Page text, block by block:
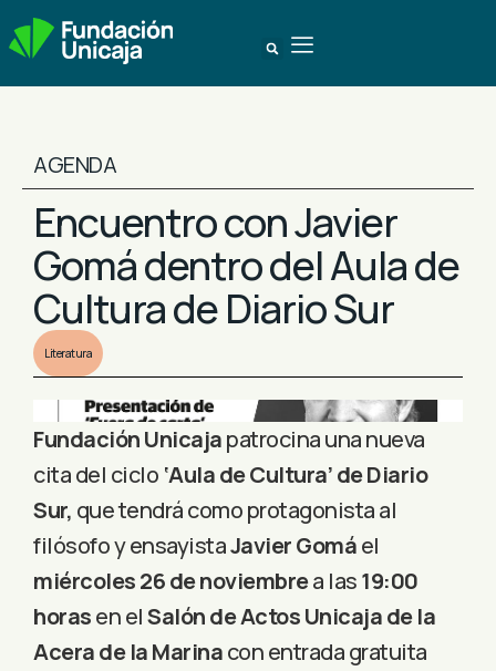
AGENDA
Encuentro con Javier
Gomá dentro del Aula de
Cultura de Diario Sur
Literatura
Fundación Unicajapatrocina una nueva
cita del ciclo ‘Aula de Cultura’ de Diario
Sur, que tendrá como protagonista al
filósofo y ensayistaJavier Gomáel
miércoles 26 de noviembrea las19:00
horasen elSalón de Actos Unicaja de la
Acera de la Marinacon entrada gratuita